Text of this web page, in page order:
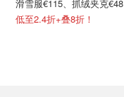
滑雪服€115、抓绒夹克€48
低至2.4折+叠8折！